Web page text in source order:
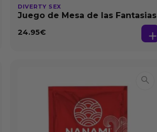
DIVERTY SEX
Juego de Mesa de las Fantasias
24.95€